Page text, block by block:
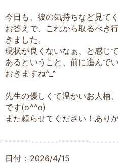
今日も、彼の気持ちなど見て
お答えで、これから取るべき
きました。
現状が良くないなぁ、と感じ
あるということ、前に進んで
おきますね^_^
先生の優しくて温かいお人柄
です(o^^o)
また頼らせてください！あり
日付：2026/4/15